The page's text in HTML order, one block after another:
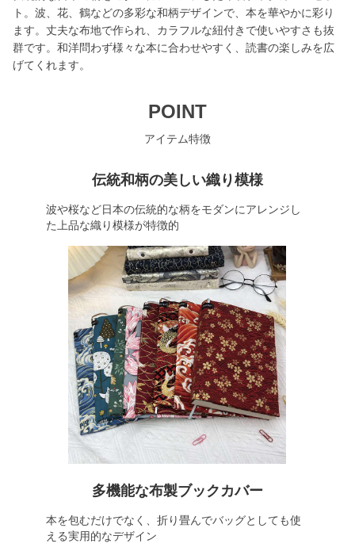
ト。波、花、鶴などの多彩な和柄デザインで、本を華やかに彩り
ます。丈夫な布地で作られ、カラフルな紐付きで使いやすさも抜
群です。和洋問わず様々な本に合わせやすく、読書の楽しみを広
げてくれます。
POINT
アイテム特徴
伝統和柄の美しい織り模様
波や桜など日本の伝統的な柄をモダンにアレンジし
た上品な織り模様が特徴的
多機能な布製ブックカバー
本を包むだけでなく、折り畳んでバッグとしても使
える実用的なデザイン